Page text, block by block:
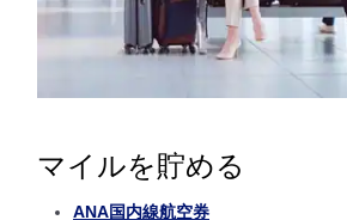
マイルを貯める
ANA国内線航空券